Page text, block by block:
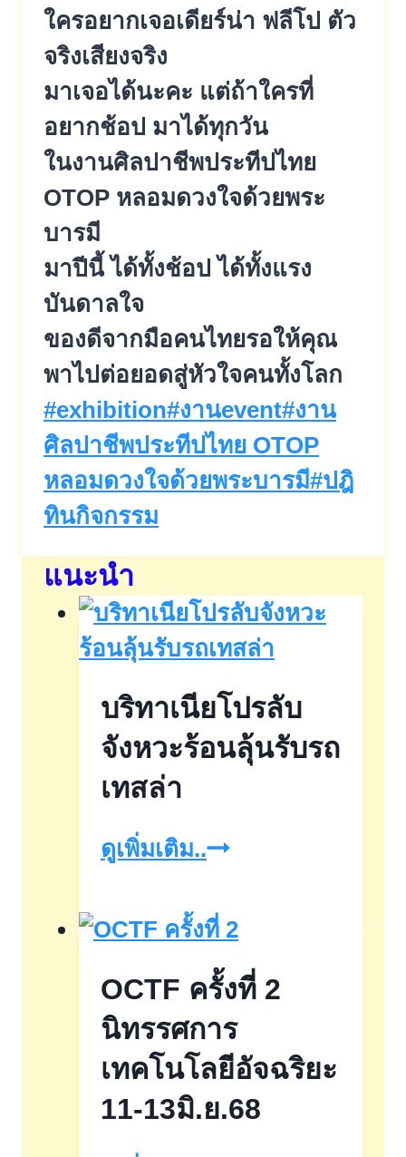
ใครอยากเจอเดียร์น่า ฟลีโป ตัว
จริงเสียงจริง
มาเจอได้นะคะ แต่ถ้าใครที่
อยากช้อป มาได้ทุกวัน
ในงานศิลปาชีพประทีปไทย
OTOP หลอมดวงใจด้วยพระ
บารมี
มาปีนี้ ได้ทั้งช้อป ได้ทั้งแรง
บันดาลใจ
ของดีจากมือคนไทยรอให้คุณ
พาไปต่อยอดสู่หัวใจคนทั้งโลก
Post
Tags:
#exhibition#งานevent#งาน
ศิลปาชีพประทีปไทย OTOP
หลอมดวงใจด้วยพระบารมี#ปฎิ
ทินกิจกรรม
แนะนำ
บริทาเนียโปรลับ
จังหวะร้อนลุ้นรับรถ
เทสล่า
ดูเพิ่มเติม..บริ
เนีย
ลับ
จังหวะ
ร้อน
ลุ้น
OCTF ครั้งที่ 2
นิทรรศการ
เทคโนโลยีอัจฉริยะ
11-13มิ.ย.68